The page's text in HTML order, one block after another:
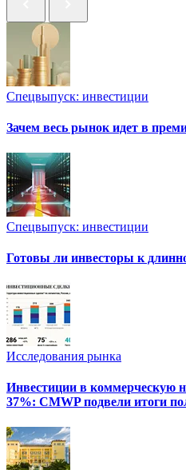
Спецвыпуск: инвестиции
Зачем весь рынок идет в
Спецвыпуск: инвестиции
Готовы ли инвесторы к
Исследования рынка
Инвестиции в коммерческую
37%: CMWP подвели итоги